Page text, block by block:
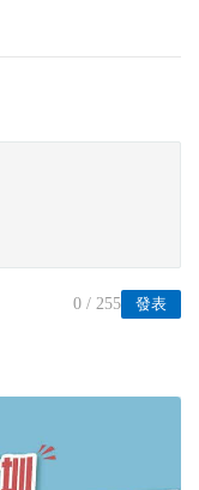
發表
0 / 255